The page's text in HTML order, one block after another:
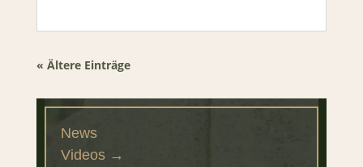
« Ältere Einträge
News
Videos →